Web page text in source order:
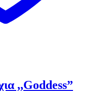
,,Goddess”